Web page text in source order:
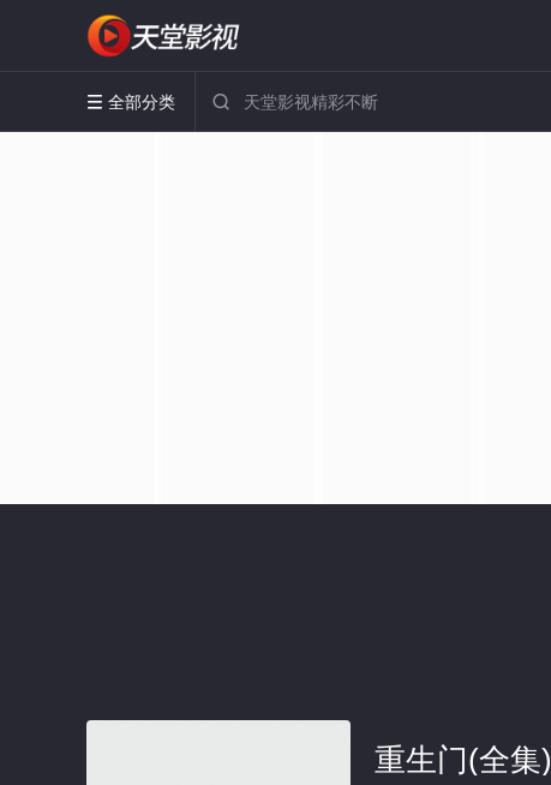
 全部分类 
重生门(全集)